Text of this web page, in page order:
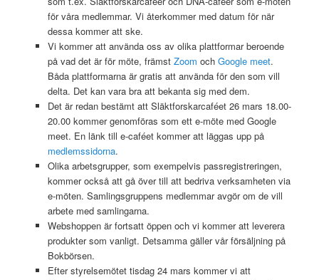
för våra medlemmar. Vi återkommer med datum för när
dessa kommer att ske.
Vi kommer att använda oss av olika plattformar beroende
på vad det är för möte, främst Zoom och Google meet.
Båda plattformarna är gratis att använda för den som vill
delta. Det kan vara bra att bekanta sig med dem.
Det är redan bestämt att Släktforskarcaféet 26 mars 18.00-
20.00 kommer genomföras som ett e-möte med Google
meet. En länk till e-caféet kommer att läggas upp på
medlemssidorna.
Olika arbetsgrupper, som exempelvis passregistreringen,
kommer också att gå över till att bedriva verksamheten via
e-möten. Samlingsgruppens medlemmar avgör om de vill
arbete med samlingarna.
Webshoppen är fortsatt öppen och vi kommer att leverera
produkter som vanligt. Detsamma gäller vår försäljning på
Bokbörsen.
Efter styrelsemötet tisdag 24 mars kommer vi att